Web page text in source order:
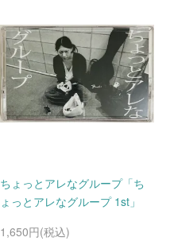
ちょっとアレなグループ「ち
ょっとアレなグループ 1st」
1,650円(税込)